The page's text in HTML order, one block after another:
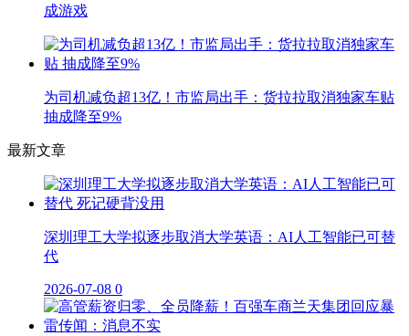
成游戏
为司机减负超13亿！市监局出手：货拉拉取消独家车贴
抽成降至9%
最新文章
深圳理工大学拟逐步取消大学英语：AI人工智能已可替
代
2026-07-08 0